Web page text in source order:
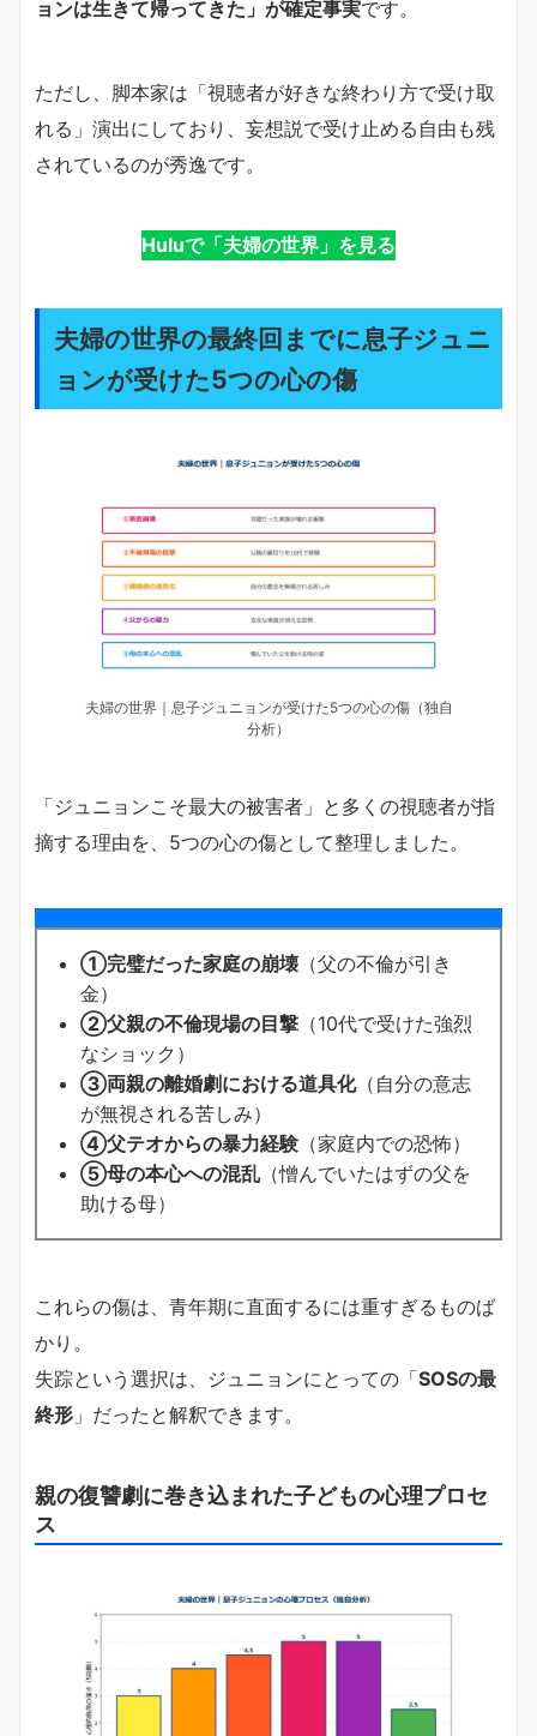
ョンは生きて帰ってきた」が確定事実です。
ただし、脚本家は「視聴者が好きな終わり方で受け取
れる」演出にしており、妄想説で受け止める自由も残
されているのが秀逸です。
Huluで「夫婦の世界」を見る
夫婦の世界の最終回までに息子ジュニ
ョンが受けた5つの心の傷
夫婦の世界｜息子ジュニョンが受けた5つの心の傷（独自
分析）
「ジュニョンこそ最大の被害者」と多くの視聴者が指
摘する理由を、5つの心の傷として整理しました。
①完璧だった家庭の崩壊（父の不倫が引き
金）
②父親の不倫現場の目撃 （10代で受けた強烈
なショック）
③両親の離婚劇における道具化（自分の意志
が無視される苦しみ）
④父テオからの暴力経験 （家庭内での恐怖）
⑤母の本心への混乱 （憎んでいたはずの父を
助ける母）
これらの傷は、青年期に直面するには重すぎるものば
かり。
失踪という選択は、ジュニョンにとっての「SOSの最
終形 」だったと解釈できます。
親の復讐劇に巻き込まれた子どもの心理プロセ
ス